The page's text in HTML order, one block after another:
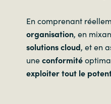
En comprenant
organisation, en
solutions cloud, et en
uneconformité
exploiter tout le